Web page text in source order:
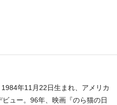
年11月22日生まれ、アメリカ
ュー。96年、映画『のら猫の日